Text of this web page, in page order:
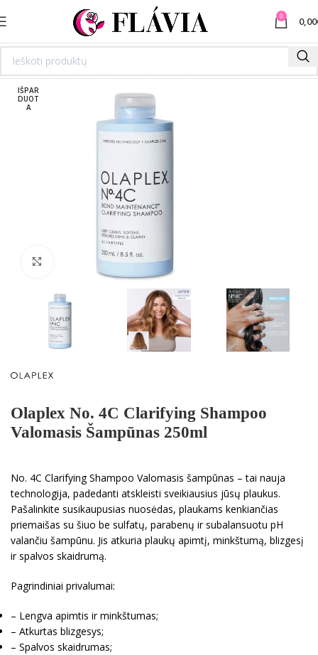
0 0,00
IŠPAR
DUOT
A
Spustelėkite norėdami padidinti
Olaplex No. 4C Clarifying Shampoo
Valomasis Šampūnas 250ml
No. 4C Clarifying Shampoo Valomasis šampūnas – tai nauja
technologija, padedanti atskleisti sveikiausius jūsų plaukus.
Pašalinkite susikaupusias nuosėdas, plaukams kenkiančias
priemaišas su šiuo be sulfatų, parabenų ir subalansuotu pH
valančiu šampūnu. Jis atkuria plaukų apimtį, minkštumą, blizgesį
ir spalvos skaidrumą.
Pagrindiniai privalumai:
– Lengva apimtis ir minkštumas;
– Atkurtas blizgesys;
– Spalvos skaidrumas;